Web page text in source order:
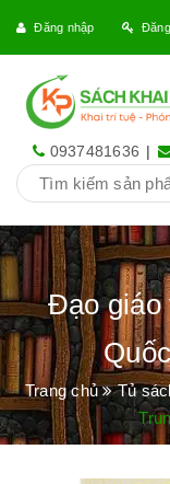
Đăng nhập
0937481636 |
Đạo giáo
Trang chủ Tủ